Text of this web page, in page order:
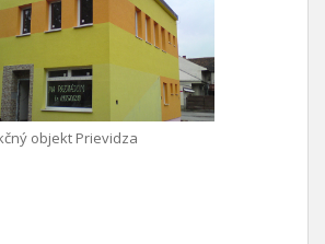
objekt Prievidza